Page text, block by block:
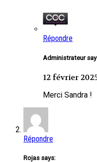
Répondre
Administrateur
12 février
Merci Sandra !
Répondre
Rojas says: